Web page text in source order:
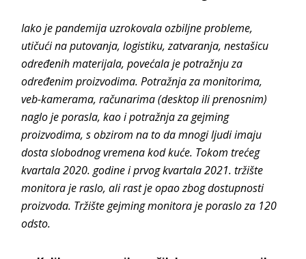
Iako je pandemija uzrokovala ozbiljne probleme,
utičući na putovanja, logistiku, zatvaranja, nestašicu
određenih materijala, povećala je potražnju za
određenim proizvodima. Potražnja za monitorima,
veb-kamerama, računarima (desktop ili prenosnim)
naglo je porasla, kao i potražnja za gejming
proizvodima, s obzirom na to da mnogi ljudi imaju
dosta slobodnog vremena kod kuće. Tokom trećeg
kvartala 2020. godine i prvog kvartala 2021. tržište
monitora je raslo, ali rast je opao zbog dostupnosti
proizvoda. Tržište gejming monitora je poraslo za 120
odsto.